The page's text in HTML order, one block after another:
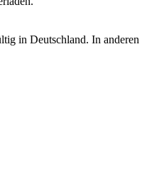
in Deutschland. In anderen